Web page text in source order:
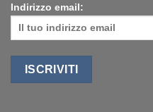
Indirizzo email: